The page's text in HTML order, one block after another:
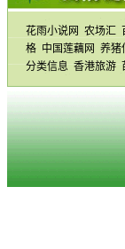
花雨小说网 农场汇
格 中国莲藕网 养猪
分类信息 香港旅游